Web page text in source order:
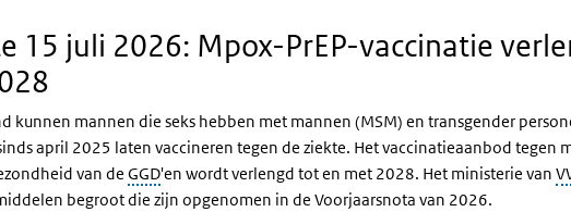
15 juli 2026: Mpox-PrEP-vaccinatie
kunnen mannen die seks hebben met mannen (MSM) en transgender
april 2025 laten vaccineren tegen de ziekte. Het vaccinatieaanbod tegen
van de GGD'en wordt verlengd tot en met 2028. Het ministerie van
begroot die zijn opgenomen in de Voorjaarsnota van 2026.